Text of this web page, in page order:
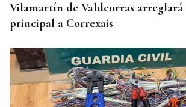
Vilamartín de Valdeorras arreglará
principal a Correxais